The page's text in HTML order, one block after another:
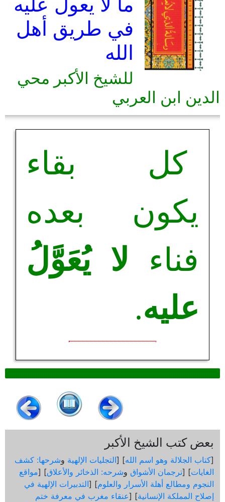
في طريق أهل
الله
للشيخ الأكبر محي
الدين ابن العربي
كل بقاء
يكون بعده
فناء لا يُعَوَّلُ
عليه.
بعض كتب الشيخ الأكبر
[كتاب الجلالة وهو اسم الله] [التجليات الإلهية وشرحها: كشف
الغايات] [ترجمان الأشواق وشرحه: الذخائر والأعلاق] [مواقع
النجوم ومطالع أهلة الأسرار والعلوم] [التدبيرات الإلهية في
إصلاح المملكة الإنسانية] [عنقاء مغرب في معرفة ختم